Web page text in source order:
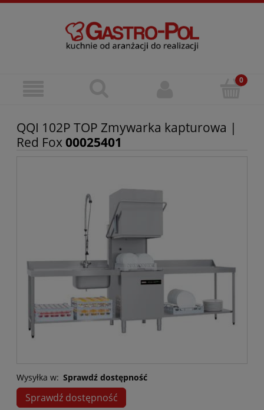
QQI 102P TOP Zmywarka kapturowa |
Red Fox00025401
Wysyłka w: Sprawdź dostępność
Sprawdź dostępność